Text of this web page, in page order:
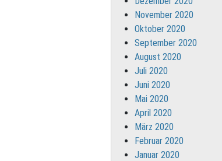
November 2020
Oktober 2020
September 2020
August 2020
Juli 2020
Juni 2020
Mai 2020
April 2020
März 2020
Februar 2020
Januar 2020